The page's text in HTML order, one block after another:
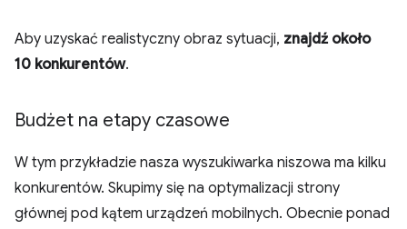
Aby uzyskać realistyczny obraz sytuacji, znajdź około
10 konkurentów.
Budżet na etapy czasowe
W tym przykładzie nasza wyszukiwarka niszowa ma kilku
konkurentów. Skupimy się na optymalizacji strony
głównej pod kątem urządzeń mobilnych. Obecnie ponad